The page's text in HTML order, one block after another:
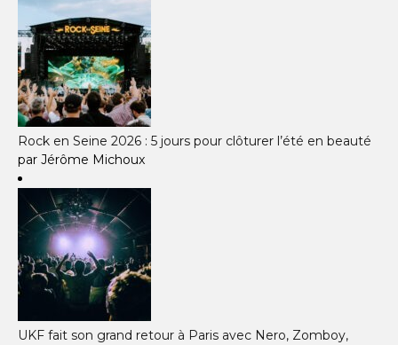
Rock en Seine 2026 : 5 jours pour clôturer l’été en beauté
par Jérôme Michoux
UKF fait son grand retour à Paris avec Nero, Zomboy,